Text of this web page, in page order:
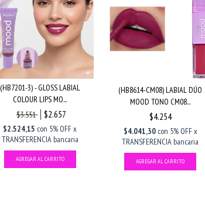
(HB7201-3) - GLOSS LABIAL
COLOUR LIPS MO...
$3.551
$2.657
$2.524,15 con 5% OFF x
TRANSFERENCIA bancaria
(HB8614-CM08) LABIAL DÚO
MOOD TONO CM08...
$4.254
$4.041,30 con 5% OFF x
TRANSFERENCIA bancaria